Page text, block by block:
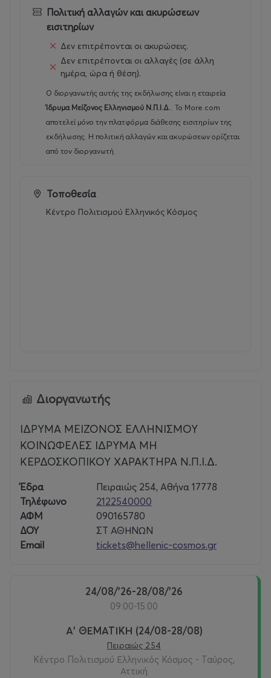
Κόσμου» επανέρχεται για ακόμα ένα καλοκαίρι,
προσφέροντας δημιουργική απασχόληση, ψυχαγωγία και
Α’ θεματική : Γιορτάζουμε με καλεσμένους Θεούς και
ήρωες της ελληνικής μυθολογίας.
Β’ θεματική: Γιορτάζουμε με καλεσμένους επιστήμονες
και καλλιτέχνες.
22/6/'26-26/6/'26 Α’ θεματική
31/8/'26-4/9/'26
Απευθύνεται σε παιδιά 5-12 ετών και είναι σχεδιασμένο
από το έμπειρο τμήμα Μουσειοπαιδαγωγών του IME.
Υλοποιείται στους άρτια εξοπλισμένους χώρους του
«Ελληνικού Κόσμου» και θα απασχολήσει δημιουργικά
τα παιδιά, που μετά το κλείσιμο των σχολείων
ευκαιρία να συμμετέχουν σε εκπαιδευτικές
δραστηριότητες και παιχνίδια που συνθέτουν ένα
«Θόλο» Εικονικής Πραγματικότητας, κατασκευές,
κινητικά παιχνίδια και πλήθος άλλων δραστηριοτήτων,
ανάλογα με την ηλικία τους.
Πολιτική αλλαγών και ακυρώσεων
εισιτηρίων
Δεν επιτρέπονται οι ακυρώσεις.
Δεν επιτρέπονται οι αλλαγές (σε άλλη
ημέρα, ώρα ή θέση).
Ο διοργανωτής αυτής της εκδήλωσης είναι η εταιρεία
Ίδρυμα Μείζονος Ελληνισμού Ν.Π.Ι.Δ.. Το More.com
αποτελεί μόνο την πλατφόρμα διάθεσης εισιτηρίων της
εκδήλωσης. Η πολιτική αλλαγών και ακυρώσεων ορίζεται
από τον διοργανωτή.
Τοποθεσία
Κέντρο Πολιτισμού Ελληνικός Κόσμος
Διοργανωτής
ΙΔΡΥΜΑ ΜΕΙΖΟΝΟΣ ΕΛΛΗΝΙΣΜΟΥ
ΚΟΙΝΩΦΕΛΕΣ ΙΔΡΥΜΑ ΜΗ
ΚΕΡΔΟΣΚΟΠΙΚΟΥ ΧΑΡΑΚΤΗΡΑ Ν.Π.Ι.Δ.
Έδρα
Πειραιώς 254, Αθήνα 17778
Τηλέφωνο
2122540000
ΑΦΜ
090165780
ΔΟΥ
ΣΤ ΑΘΗΝΩΝ
Email
tickets@hellenic-cosmos.gr
24/08/'26-28/08/'26
09:00-15:00
Α' ΘΕΜΑΤΙΚΗ (24/08-28/08)
Πειραιώς 254
Κέντρο Πολιτισμού Ελληνικός Κόσμος - Ταύρος,
Αττική